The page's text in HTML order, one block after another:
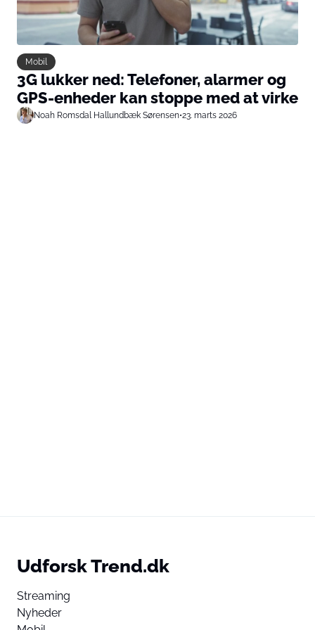
Mobil
3G lukker ned: Telefoner, alarmer og
GPS-enheder kan stoppe med at virke
Noah Romsdal Hallundbæk Sørensen•23. marts 2026
Udforsk Trend.dk
Streaming
Nyheder